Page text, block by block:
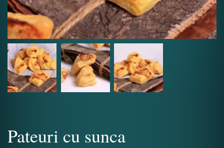
Pateuri cu sunca